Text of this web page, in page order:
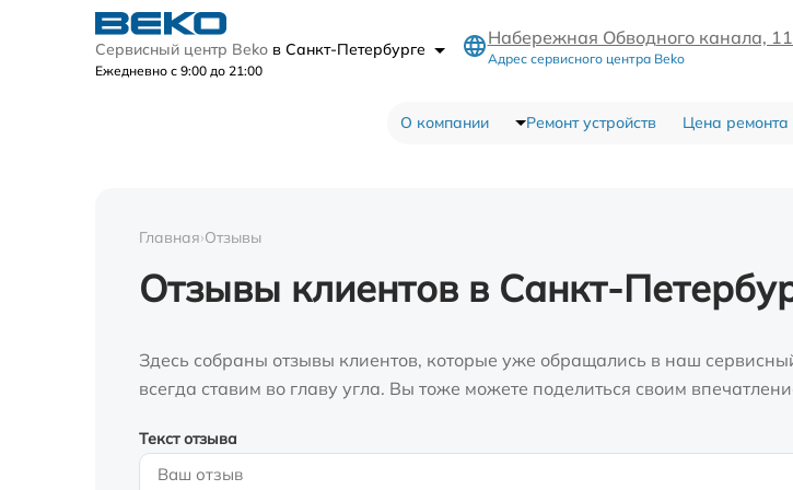
Сервисный центр Beko в Санкт-Петербурге
Ежедневно с 9:00 до 21:00
Набережная Обводного канала,
Адрес сервисного центра Beko
О компании Ремонт устройств Цена ремонта
Главная›Отзывы
Отзывы клиентов в Санкт-
Здесь собраны отзывы клиентов, которые уже обращались в наш
всегда ставим во главу угла. Вы тоже можете поделиться своим
Текст отзыва